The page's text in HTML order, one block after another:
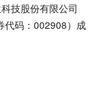
技股份有限公司
代码：002908）成